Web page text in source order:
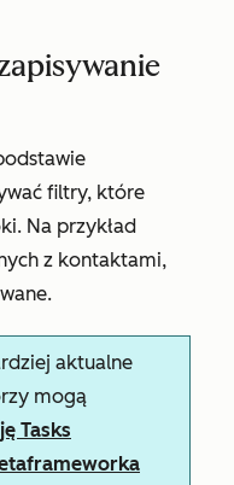
filtry, które
Na przykład
z kontaktami,
aktualne
mogą
Tasks
frameworka